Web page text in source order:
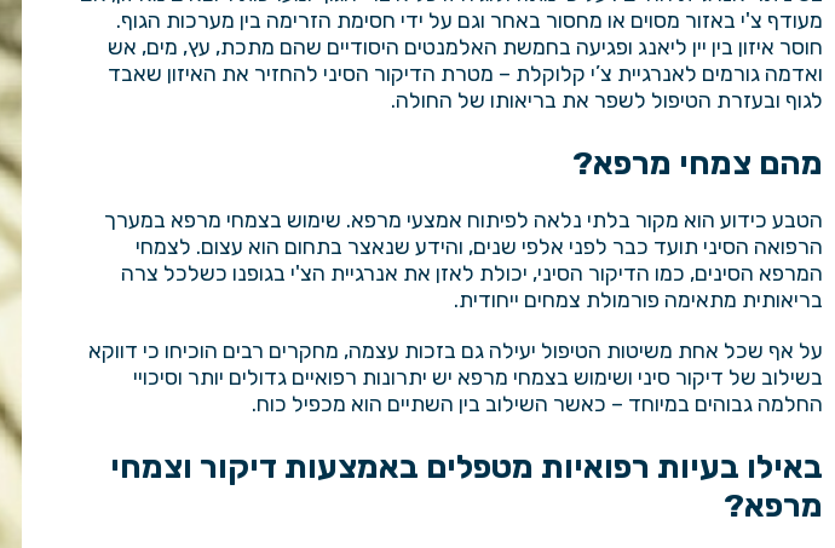
מעודף צ'י באזור מסוים או מחסור באחר וגם על ידי חסימת הזרימה בין מערכות הגוף.
חוסר איזון בין יין ליאנג ופגיעה בחמשת האלמנטים היסודיים שהם מתכת, עץ, מים, אש
ואדמה גורמים לאנרגיית צ’י קלוקלת – מטרת הדיקור הסיני להחזיר את האיזון שאבד
לגוף ובעזרת הטיפול לשפר את בריאותו של החולה.
מהם צמחי מרפא?
הטבע כידוע הוא מקור בלתי נלאה לפיתוח אמצעי מרפא. שימוש בצמחי מרפא במערך
הרפואה הסיני תועד כבר לפני אלפי שנים, והידע שנאצר בתחום הוא עצום. לצמחי
המרפא הסינים, כמו הדיקור הסיני, יכולת לאזן את אנרגיית הצ'י בגופנו כשלכל צרה
בריאותית מתאימה פורמולת צמחים ייחודית.
על אף שכל אחת משיטות הטיפול יעילה גם בזכות עצמה, מחקרים רבים הוכיחו כי דווקא
בשילוב של דיקור סיני ושימוש בצמחי מרפא יש יתרונות רפואיים גדולים יותר וסיכויי
החלמה גבוהים במיוחד – כאשר השילוב בין השתיים הוא מכפיל כוח.
באילו בעיות רפואיות מטפלים באמצעות דיקור וצמחי
מרפא?